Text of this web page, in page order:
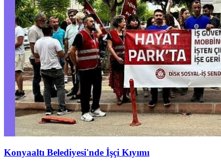
Konyaaltı Belediyesi'nde İşçi Kıyımı